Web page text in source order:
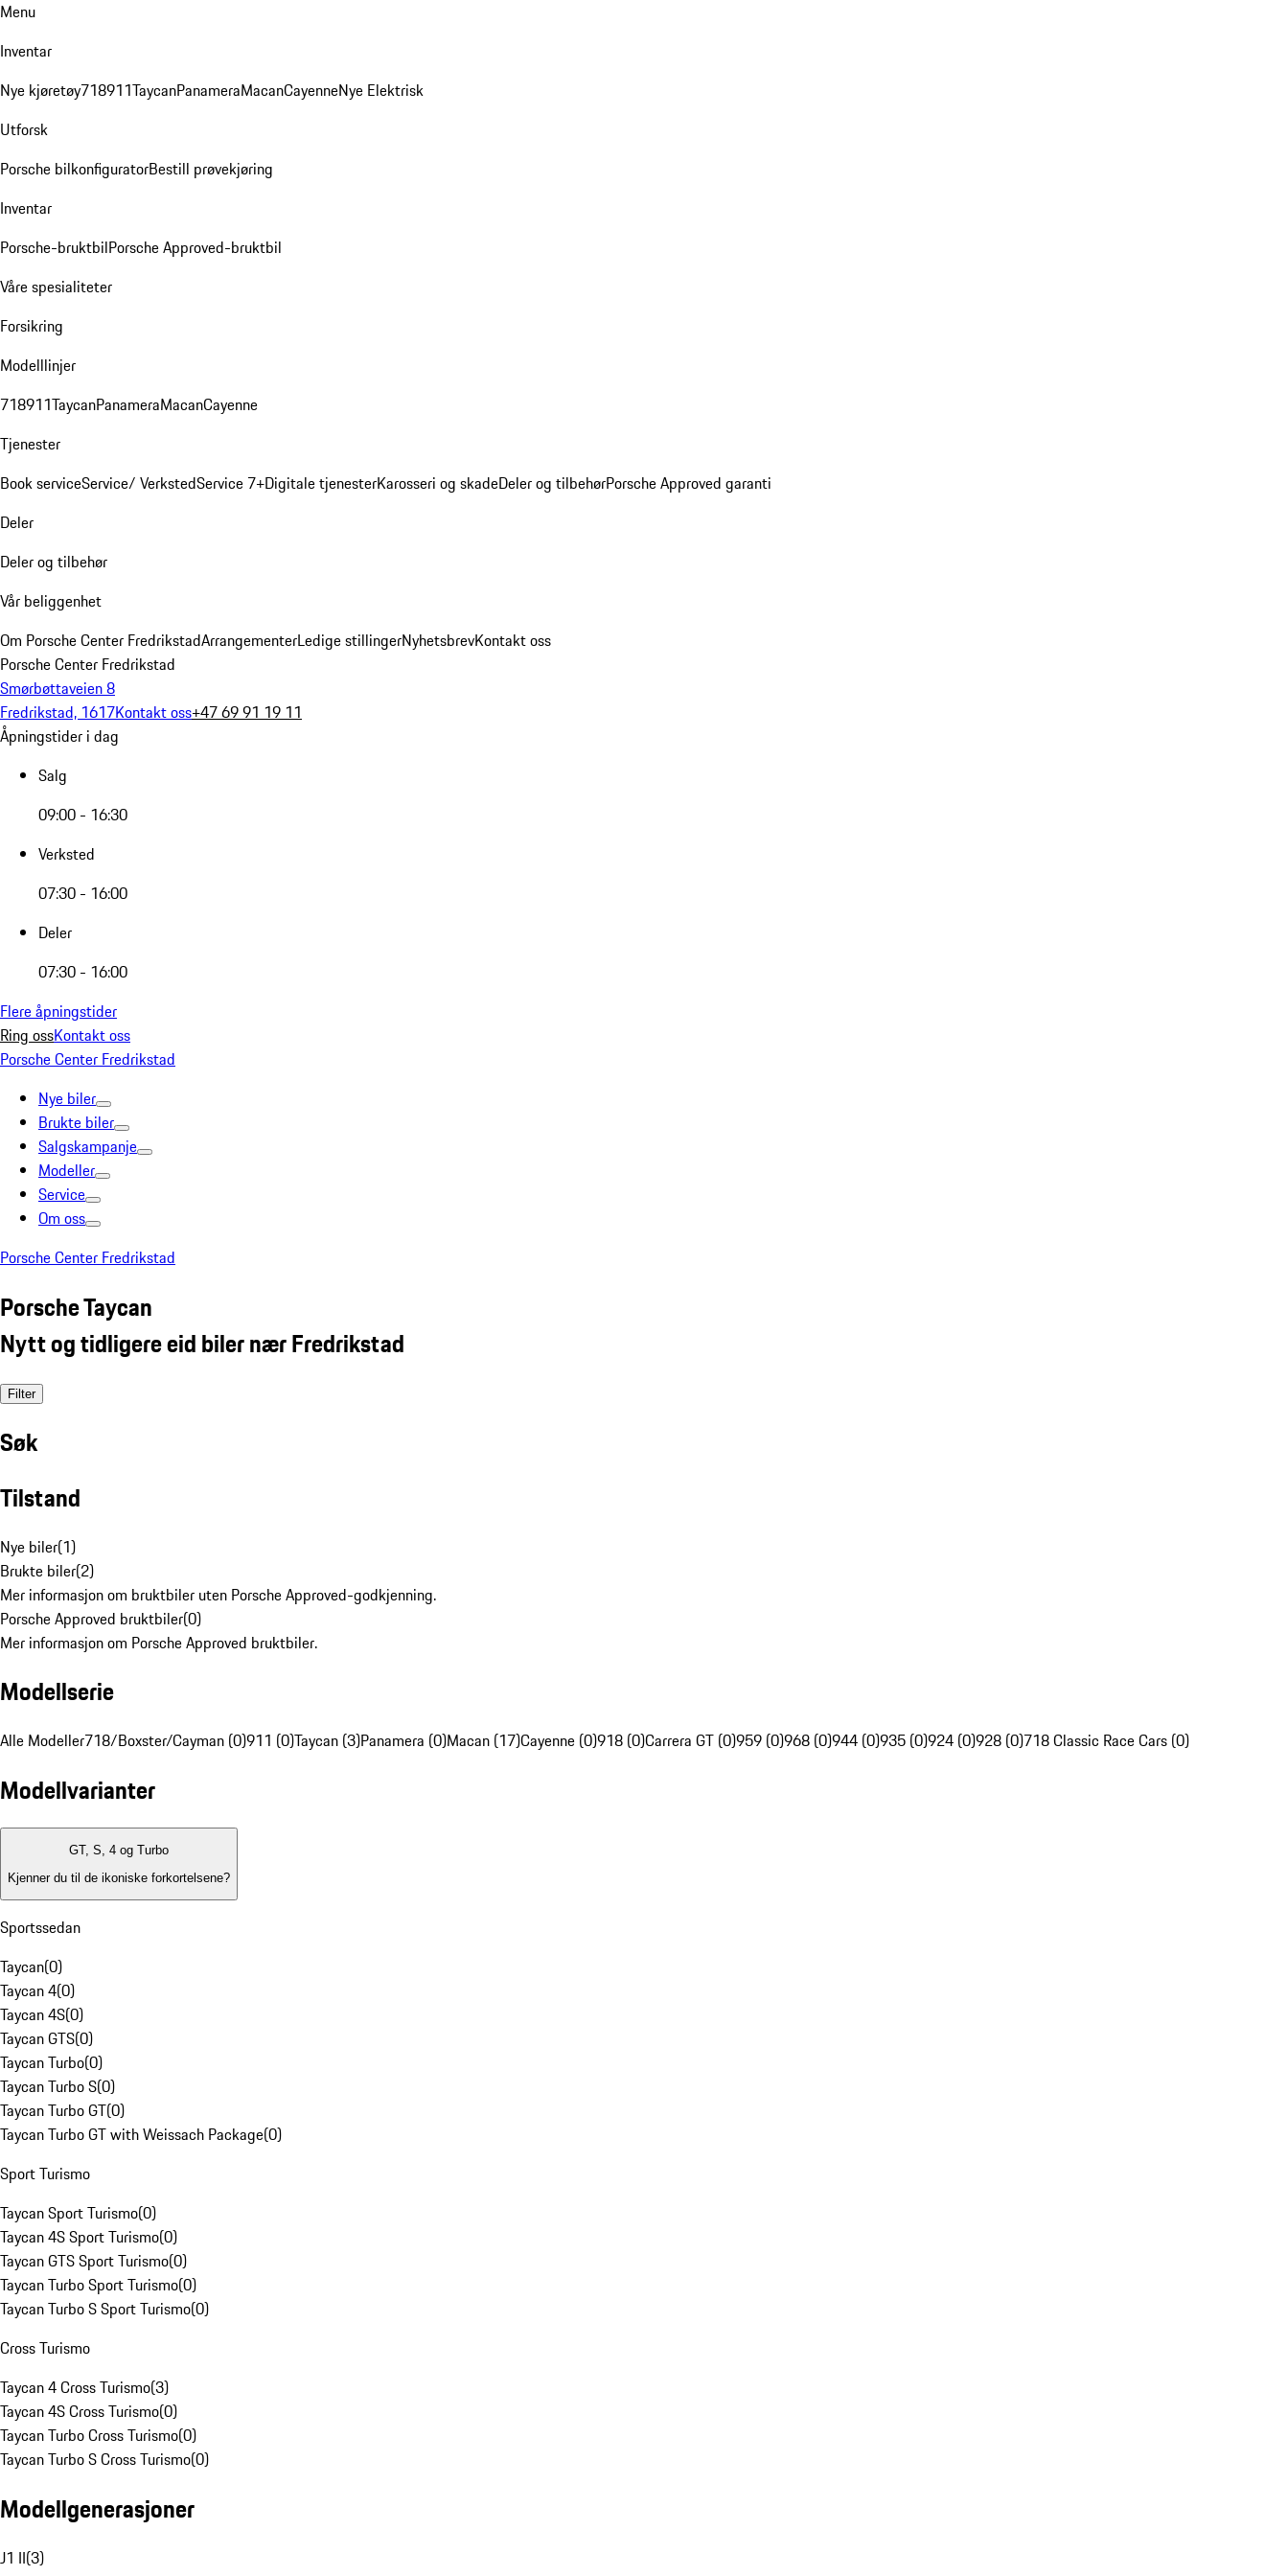
Menu
Inventar
Nye kjøretøy718911TaycanPanameraMacanCayenneNye Elektrisk
Utforsk
Porsche bilkonfiguratorBestill prøvekjøring
Inventar
Porsche-bruktbilPorsche Approved-bruktbil
Våre spesialiteter
Forsikring
Modelllinjer
718911TaycanPanameraMacanCayenne
Tjenester
Book serviceService/ VerkstedService 7+Digitale tjenesterKarosseri og skadeDeler og tilbehørPorsche Approved garanti
Deler
Deler og tilbehør
Vår beliggenhet
Om Porsche Center FredrikstadArrangementerLedige stillingerNyhetsbrevKontakt oss
Porsche Center Fredrikstad
Smørbøttaveien 8
Fredrikstad, 1617Kontakt oss+47 69 91 19 11
Åpningstider i dag
Salg
09:00 - 16:30
Verksted
07:30 - 16:00
Deler
07:30 - 16:00
Flere åpningstider
Ring ossKontakt oss
Porsche Center Fredrikstad
Nye biler
Brukte biler
Salgskampanje
Modeller
Service
Om oss
Porsche Center Fredrikstad
Porsche Taycan
Nytt og tidligere eid biler nær Fredrikstad
Filter
Søk
Tilstand
Nye biler(1)
Brukte biler(2)
Mer informasjon om bruktbiler uten Porsche Approved-godkjenning.
Porsche Approved bruktbiler(0)
Mer informasjon om Porsche Approved bruktbiler.
Modellserie
Alle Modeller718/Boxster/Cayman (0)911 (0)Taycan (3)Panamera (0)Macan (17)Cayenne (0)918 (0)Carrera GT (0)959 (0)968 (0)944 (0)935 (0)924 (0)928 (0)718 Classic Race Cars (0)
Modellvarianter
GT, S, 4 og Turbo
Kjenner du til de ikoniske forkortelsene?
Sportssedan
Taycan(0)
Taycan 4(0)
Taycan 4S(0)
Taycan GTS(0)
Taycan Turbo(0)
Taycan Turbo S(0)
Taycan Turbo GT(0)
Taycan Turbo GT with Weissach Package(0)
Sport Turismo
Taycan Sport Turismo(0)
Taycan 4S Sport Turismo(0)
Taycan GTS Sport Turismo(0)
Taycan Turbo Sport Turismo(0)
Taycan Turbo S Sport Turismo(0)
Cross Turismo
Taycan 4 Cross Turismo(3)
Taycan 4S Cross Turismo(0)
Taycan Turbo Cross Turismo(0)
Taycan Turbo S Cross Turismo(0)
Modellgenerasjoner
J1 II(3)